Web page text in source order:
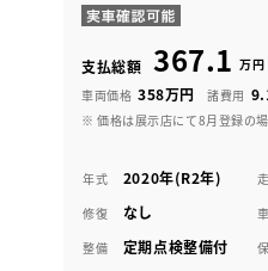
支払総額 367.1 万円
車両価格 358万円 諸費用
※ 価格は展示店にて8月登録の
年式 2020年(R2年)
修復 なし
整備 定期点検整備付